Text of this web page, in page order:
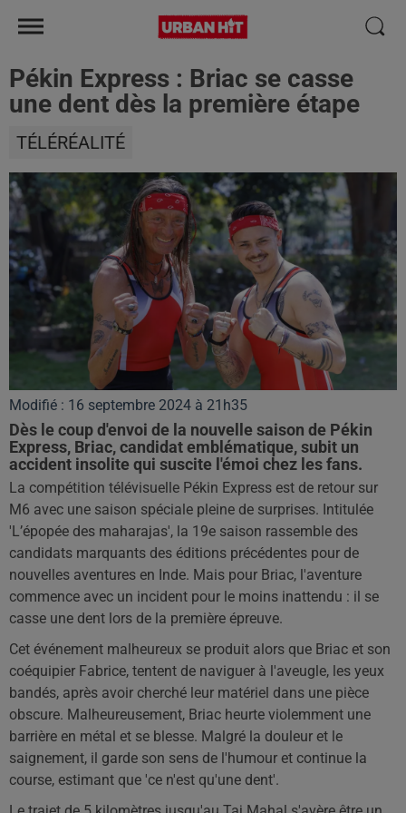
Pékin Express : Briac se casse
une dent dès la première étape
TÉLÉRÉALITÉ
Modifié : 16 septembre 2024 à 21h35
Dès le coup d'envoi de la nouvelle saison de Pékin
Express, Briac, candidat emblématique, subit un
accident insolite qui suscite l'émoi chez les fans.
La compétition télévisuelle Pékin Express est de retour sur
M6 avec une saison spéciale pleine de surprises. Intitulée
'L’épopée des maharajas', la 19e saison rassemble des
candidats marquants des éditions précédentes pour de
nouvelles aventures en Inde. Mais pour Briac, l'aventure
commence avec un incident pour le moins inattendu : il se
casse une dent lors de la première épreuve.
Cet événement malheureux se produit alors que Briac et son
coéquipier Fabrice, tentent de naviguer à l'aveugle, les yeux
bandés, après avoir cherché leur matériel dans une pièce
obscure. Malheureusement, Briac heurte violemment une
barrière en métal et se blesse. Malgré la douleur et le
saignement, il garde son sens de l'humour et continue la
course, estimant que 'ce n'est qu'une dent'.